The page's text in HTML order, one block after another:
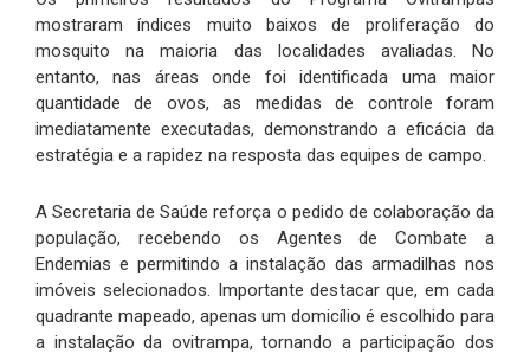
mostraram índices muito baixos de proliferação do
mosquito na maioria das localidades avaliadas. No
entanto, nas áreas onde foi identificada uma maior
quantidade de ovos, as medidas de controle foram
imediatamente executadas, demonstrando a eficácia da
estratégia e a rapidez na resposta das equipes de campo.
A Secretaria de Saúde reforça o pedido de colaboração da
população, recebendo os Agentes de Combate a
Endemias e permitindo a instalação das armadilhas nos
imóveis selecionados. Importante destacar que, em cada
quadrante mapeado, apenas um domicílio é escolhido para
a instalação da ovitrampa, tornando a participação dos